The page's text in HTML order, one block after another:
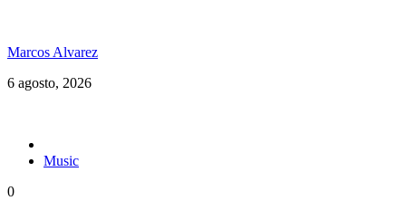
Marcos Alvarez
6 agosto, 2026
Music
0